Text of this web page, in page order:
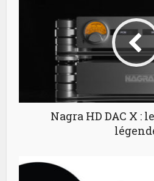
Nagra HD DAC X :